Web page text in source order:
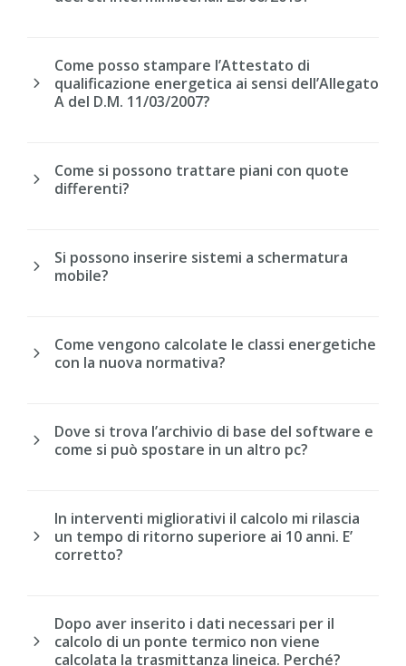
Come posso stampare l’Attestato di
qualificazione energetica ai sensi dell’Allegato
A del D.M. 11/03/2007?
Come si possono trattare piani con quote
differenti?
Si possono inserire sistemi a schermatura
mobile?
Come vengono calcolate le classi energetiche
con la nuova normativa?
Dove si trova l’archivio di base del software e
come si può spostare in un altro pc?
In interventi migliorativi il calcolo mi rilascia
un tempo di ritorno superiore ai 10 anni. E’
corretto?
Dopo aver inserito i dati necessari per il
calcolo di un ponte termico non viene
calcolata la trasmittanza lineica. Perché?